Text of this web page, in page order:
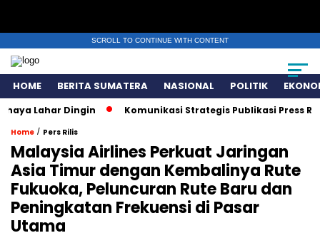
SCROLL TO CONTINUE WITH CONTENT
HOME BERITA SUMATERA NASIONAL POLITIK
Dingin Komunikasi Strategis Publikasi Press Release,
Home / Pers Rilis
Malaysia Airlines Perkuat Jaringan
Asia Timur dengan Kembalinya Rute
Fukuoka, Peluncuran Rute Baru dan
Peningkatan Frekuensi di Pasar
Utama